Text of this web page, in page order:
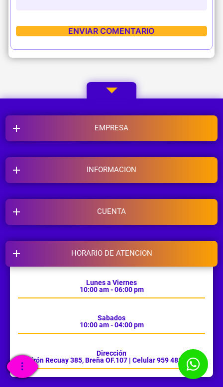
EMPRESA
INFORMACION
HORARIO DE ATENCION
Lunes a Viernes
10:00 am - 06:00 pm
Sabados
10:00 am - 04:00 pm
Dirección
Jirón Recuay 385, Breña OF.107 | Celular 959 485 385
CUENTA